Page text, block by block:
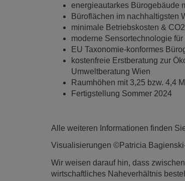
energieautarkes Bürogebäude
Büroflächen im nachhaltigsten
minimale Betriebskosten &
moderne Sensortechnologie
EU Taxonomie-konformes
kostenfreie Erstberatung zur
Umweltberatung Wien
Raumhöhen mit 3,25 bzw. 4,4
Fertigstellung Sommer 2024
Alle weiteren Informationen finden
Visualisierungen ©Patricia
Wir weisen darauf hin, dass
wirtschaftliches Naheverhältnis